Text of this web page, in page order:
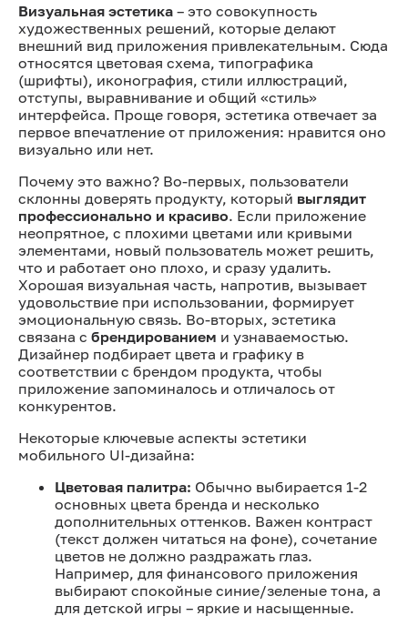
Визуальная эстетика – это совокупность
художественных решений, которые делают
внешний вид приложения привлекательным. Сюда
относятся цветовая схема, типографика
(шрифты), иконография, стили иллюстраций,
отступы, выравнивание и общий «стиль»
интерфейса. Проще говоря, эстетика отвечает за
первое впечатление от приложения: нравится оно
визуально или нет.
Почему это важно? Во-первых, пользователи
склонны доверять продукту, который выглядит
профессионально и красиво. Если приложение
неопрятное, с плохими цветами или кривыми
элементами, новый пользователь может решить,
что и работает оно плохо, и сразу удалить.
Хорошая визуальная часть, напротив, вызывает
удовольствие при использовании, формирует
эмоциональную связь. Во-вторых, эстетика
связана с брендированием и узнаваемостью.
Дизайнер подбирает цвета и графику в
соответствии с брендом продукта, чтобы
приложение запоминалось и отличалось от
конкурентов.
Некоторые ключевые аспекты эстетики
мобильного UI-дизайна:
Цветовая палитра: Обычно выбирается 1-2
основных цвета бренда и несколько
дополнительных оттенков. Важен контраст
(текст должен читаться на фоне), сочетание
цветов не должно раздражать глаз.
Например, для финансового приложения
выбирают спокойные синие/зеленые тона, а
для детской игры – яркие и насыщенные.